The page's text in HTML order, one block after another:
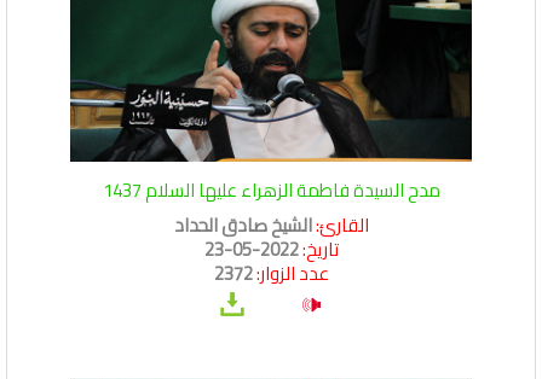
مدح السيدة فاطمة الزهراء عليها السلام 1437
القارئ:الشيخ صادق الحداد
تاريخ:2022-05-23
عدد الزوار:2372